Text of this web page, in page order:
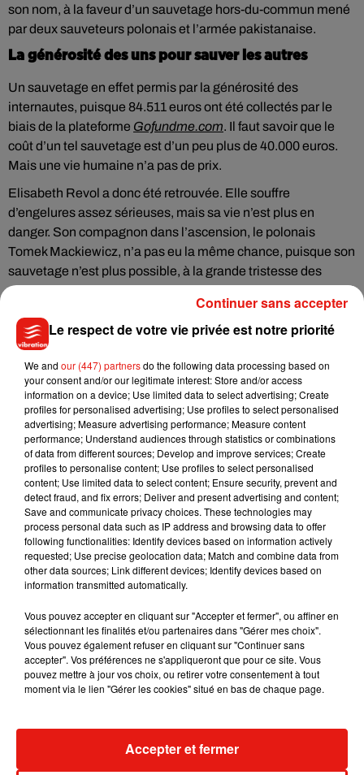
son nom, à la faveur d’un sauvetage hors-du-commun mené
par deux sauveteurs polonais et l’armée pakistanaise.
La générosité des uns pour sauver les autres
Un sauvetage en effet permis par la générosité des
internautes, puisque 84.511 euros ont été collectés par le
biais de la plateforme Gofundme.com. Il faut savoir que le
coût d’un tel sauvetage est d’un peu plus de 40.000 euros.
Mais une vie humaine n’a pas de prix.
Elisabeth Revol a donc été retrouvée. Elle souffre
d’engelures assez sérieuses, mais sa vie n’est plus en
danger. Son compagnon dans l’ascension, le polonais
Tomek Mackiewicz, n’a pas eu la même chance, puisque son
sauvetage n’est plus possible, à la grande tristesse des
sauveteurs qui ont dû prendre la terrible décision de
rebrousser chemin pour leur propre survie.
Le couple franco-polonais tentait de gravir le Nanga Parbat
Musique
7 août 2026
Julien Lieb s’essaye à la vie de chatelain
dans son nouveau clip
7 août 2026
Sensation » avec Kylie Minogue
dansant de l’année
Le respect de votre vie privée est notre priorité
We and our (447) partnersdo the following data processing based on
your consent and/or our legitimate interest: Store and/or access
information on a device; Use limited data to select advertising; Create
profiles for personalised advertising; Use profiles to select personalised
advertising; Measure advertising performance; Measure content
performance; Understand audiences through statistics or combinations
of data from different sources; Develop and improve services; Create
profiles to personalise content; Use profiles to select personalised
content; Use limited data to select content; Ensure security, prevent and
detect fraud, and fix errors; Deliver and present advertising and content;
Save and communicate privacy choices. These technologies may
process personal data such as IP address and browsing data to offer
following functionalities: Identify devices based on information actively
requested; Use precise geolocation data; Match and combine data from
other data sources; Link different devices; Identify devices based on
information transmitted automatically.
Vous pouvez accepter en cliquant sur "Accepter et fermer", ou affiner en
sélectionnant les finalités et/ou partenaires dans "Gérer mes choix".
Vous pouvez également refuser en cliquant sur "Continuer sans
accepter". Vos préférences ne s'appliqueront que pour ce site. Vous
pouvez mettre à jour vos choix, ou retirer votre consentement à tout
moment via le lien "Gérer les cookies" situé en bas de chaque page.
Accepter et fermer
Continuer sans accepter